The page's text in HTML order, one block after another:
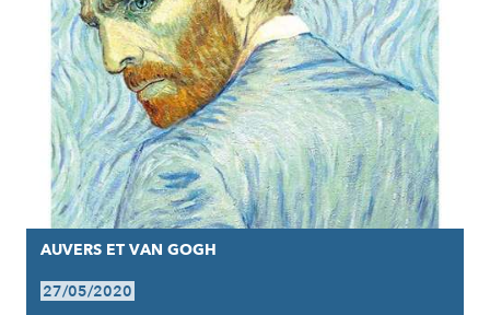
AUVERS ET VAN GOGH
27/05/2020